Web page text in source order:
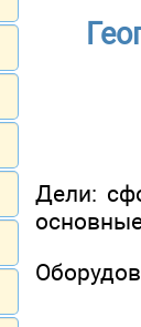
Дели: